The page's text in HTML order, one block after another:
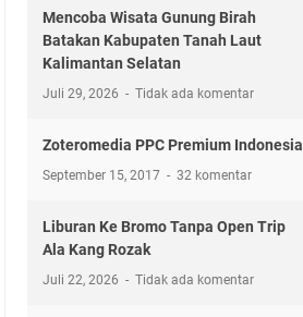
Mencoba Wisata Gunung Birah
Batakan Kabupaten Tanah Laut
Kalimantan Selatan
Juli 29, 2026 Tidak ada komentar
Zoteromedia PPC Premium Indonesia
September 15, 2017 32 komentar
Liburan Ke Bromo Tanpa Open Trip
Ala Kang Rozak
Juli 22, 2026 Tidak ada komentar